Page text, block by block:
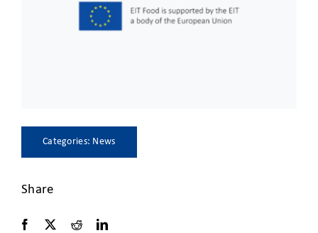
Categories: News
Share